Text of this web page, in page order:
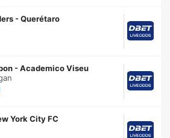
-Querétaro
-Academico Viseu
York City FC